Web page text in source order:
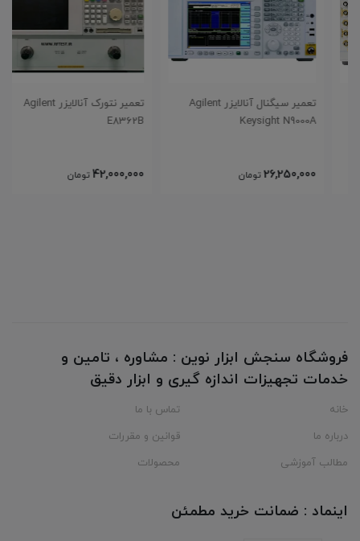
تعمیر سیگنال آنالایزر Agilent
Keysight N9000A
26,250,000 تومان
تعمیر نتورک آنالایزر Agilent
E8362B
42,000,000 تومان
فروشگاه سنجش ابزار نوین : مشاوره ، تامین و
خدمات تجهیزات اندازه گیری و ابزار دقیق
خانه
تماس با ما
درباره ما
قوانین و مقررات
مطالب آموزشی
محصولات
اینماد : ضمانت خرید مطمئن